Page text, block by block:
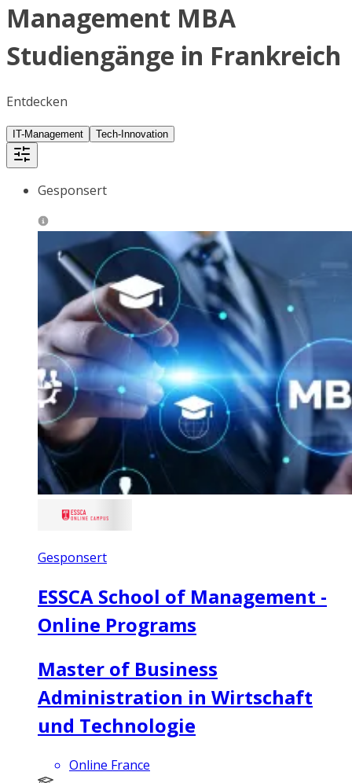
Management MBA
Studiengänge in Frankreich
Entdecken
IT-Management Tech-Innovation
Gesponsert
Gesponsert
ESSCA School of Management -
Online Programs
Master of Business
Administration in Wirtschaft
und Technologie
Online France